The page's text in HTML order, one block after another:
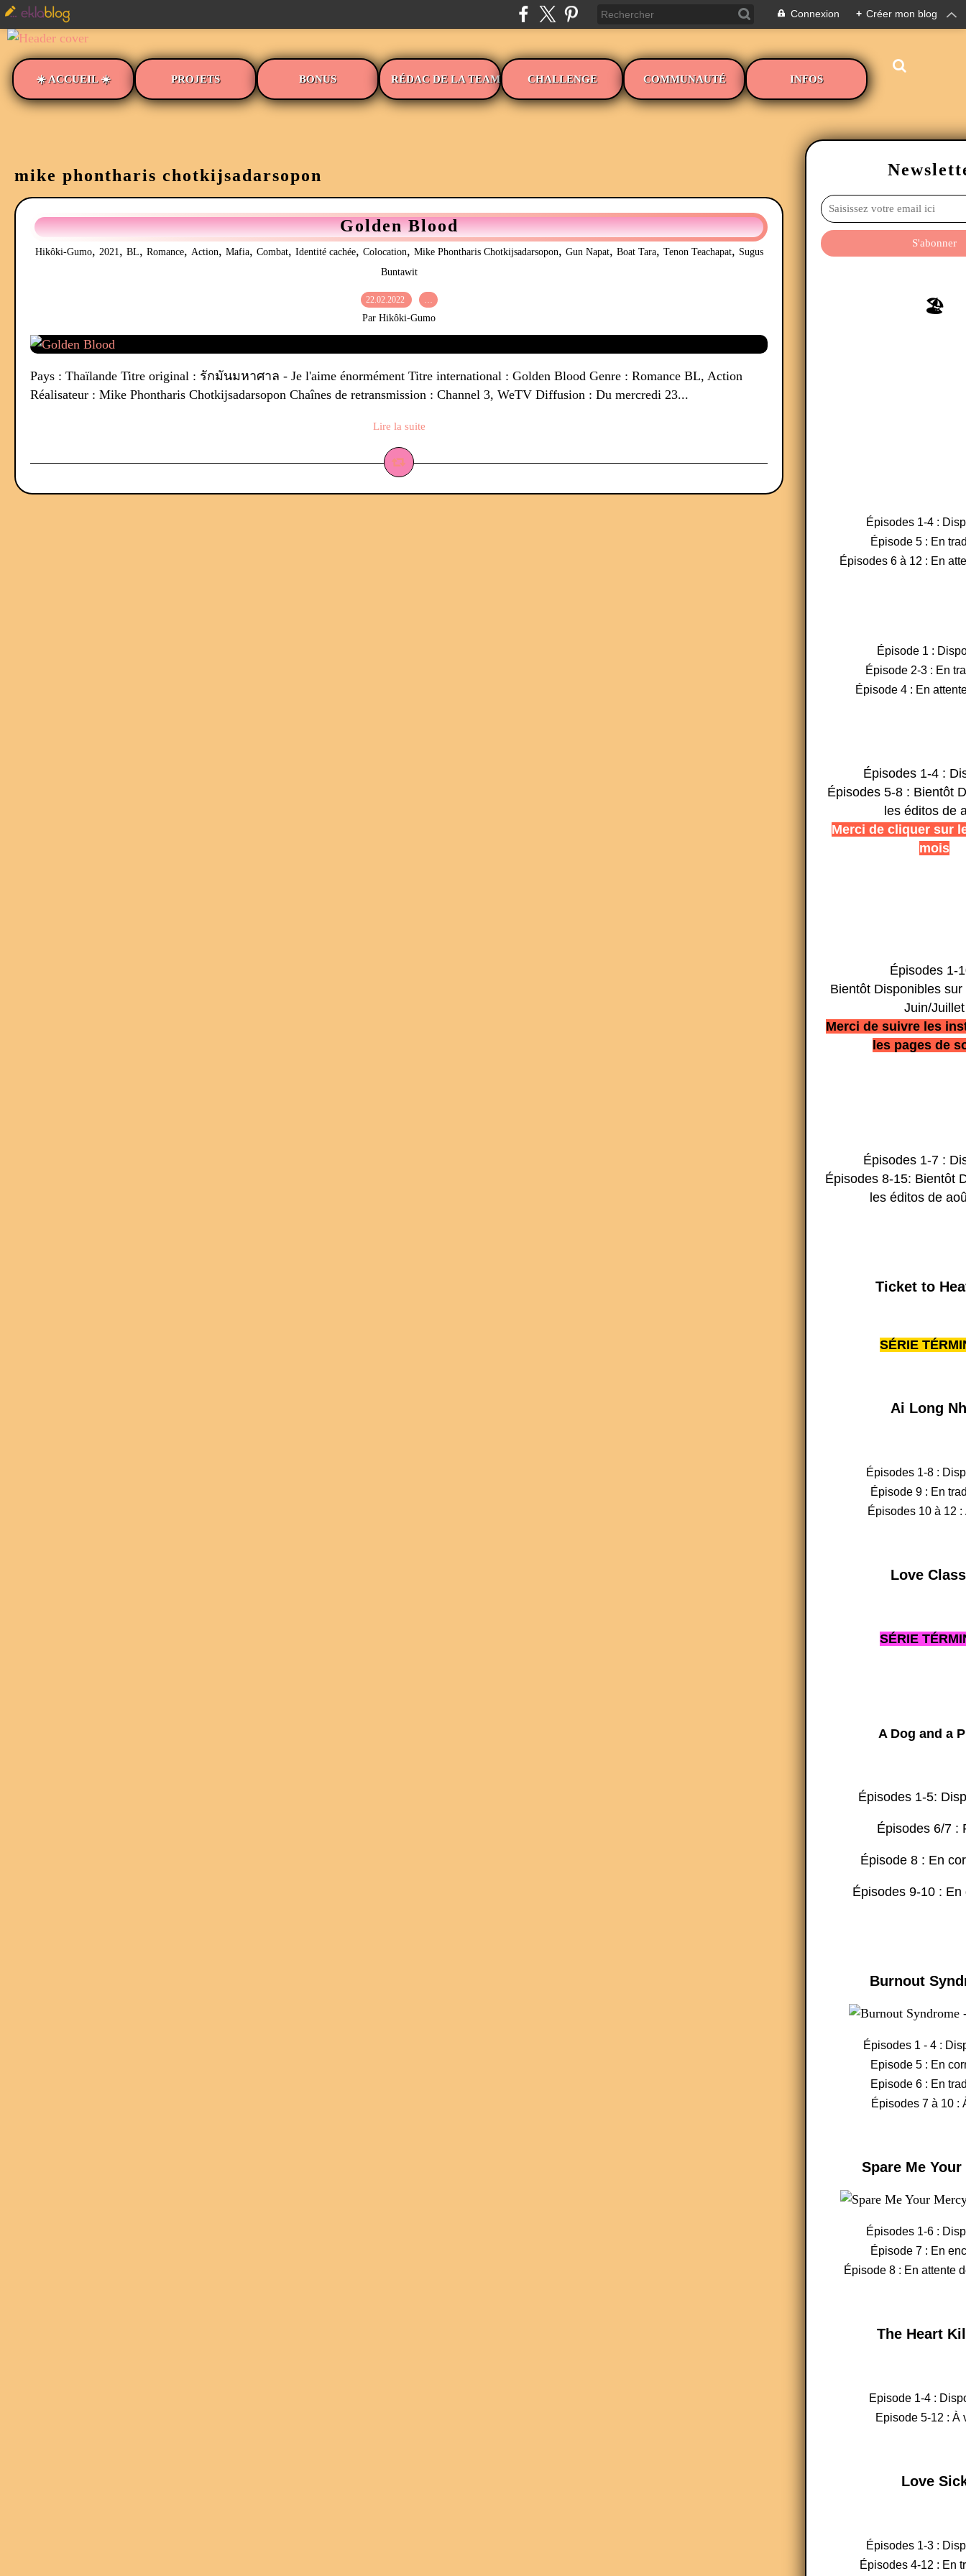
Connexion + Créer mon blog
☀️ ACCUEIL ☀️ PROJETS BONUS RÉDAC DE LA TEAM CHALLENGE COMMUNAUTÉ INFOS
mike phontharis chotkijsadarsopon
Golden Blood
Hikôki-Gumo, 2021, BL, Romance, Action, Mafia, Combat, Identité cachée, Colocation, Mike Phontharis Chotkijsadarsopon, Gun Napat, Boat Tara, Tenon Teachapat, Sugus
Buntawit
22.02.2022 …
Par Hikôki-Gumo
Pays : Thaïlande Titre original : รักมันมหาศาล - Je l'aime énormément Titre international : Golden Blood Genre : Romance BL, Action
Réalisateur : Mike Phontharis Chotkijsadarsopon Chaînes de retransmission : Channel 3, WeTV Diffusion : Du mercredi 23...
Lire la suite
🏖️
Épisodes 1-4 :
Épisode 5 : En
Épisodes 6 à 12 : En
Épisode 1 :
Épisode 2-3 : En
Épisode 4 : En
Épisodes 1-4 :
Épisodes 5-8 : Bientôt
les éditos de
Merci de cliquer sur
mois
Épisodes 1-
Bientôt Disponibles
Juin/Juillet
Merci de suivre les
les pages de
Épisodes 1-7 :
Épisodes 8-15: Bientôt
les éditos de
Ticket to
SÉRIE
Ai Long
Épisodes 1-8 :
Épisode 9 : En
Épisodes 10 à 12 :
Love
SÉRIE
A Dog and a
Épisodes 1-5:
Épisodes 6/7 :
Épisode 8 : En
Épisodes 9-10 :
Burnout
Épisodes 1 - 4 :
Episode 5 : En
Episode 6 : En
Épisodes 7 à 10 :
Spare Me Your
Épisodes 1-6 :
Épisode 7 : En
Épisode 8 : En attente
The Heart
Episode 1-4 :
Episode 5-12 : À
Love
Épisodes 1-3 :
Épisodes 4-12 : En